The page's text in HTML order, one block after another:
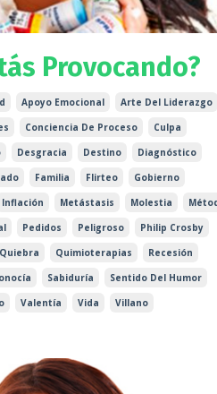
Provocando?
Apoyo Emocional
Arte Del Liderazgo
Conciencia De Proceso
Culpa
Desgracia Destino
Diagnóstico
Familia Flirteo
Gobierno
Inflación Metástasis Molestia
Pedidos Peligroso
Philip Crosby
Quiebra Quimioterapias
Recesión
Sabiduría
Sentido Del Humor
Valentía Vida Villano